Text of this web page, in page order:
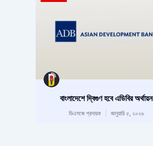
বাংলাদেশে দ্বিগুণ হবে এডিবির অর্থায়ন
ডিএসজে প্রদায়ক জানুয়ারি ৫, ২০২৬